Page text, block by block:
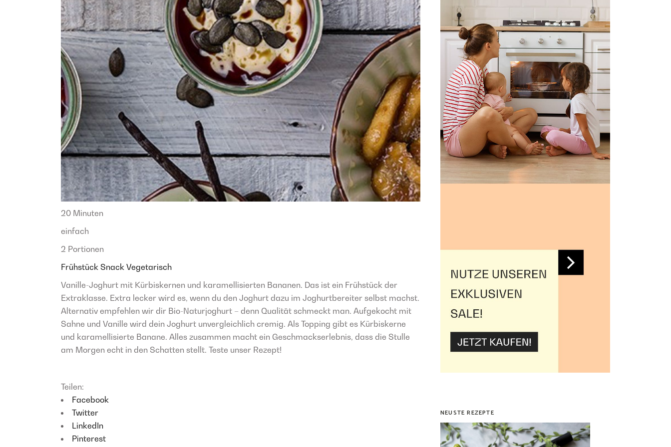
20 Minuten
einfach
2 Portionen
Frühstück Snack Vegetarisch
Vanille-Joghurt mit Kürbiskernen und karamellisierten Bananen. Das ist ein Frühstück der
Extraklasse. Extra lecker wird es, wenn du den Joghurt dazu im Joghurtbereiter selbst machst.
Alternativ empfehlen wir dir Bio-Naturjoghurt – denn Qualität schmeckt man. Aufgekocht mit
Sahne und Vanille wird dein Joghurt unvergleichlich cremig. Als Topping gibt es Kürbiskerne
und karamellisierte Banane. Alles zusammen macht ein Geschmackserlebnis, dass die Stulle
am Morgen echt in den Schatten stellt. Teste unser Rezept!
Teilen:
Facebook
Twitter
LinkedIn
Pinterest
NEUSTE REZEPTE